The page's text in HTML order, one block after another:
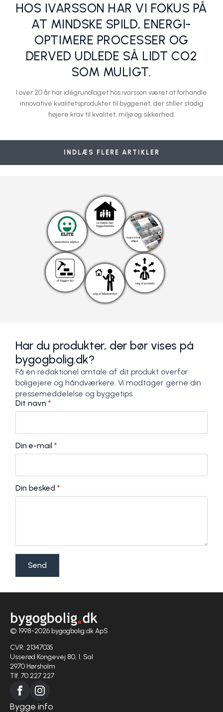
HOS IVARSSON HAR VI FOKUS PÅ
AT MINDSKE SPILD, ENERGI-
OPTIMERE PROCESSER OG
DERVED UDLEDE SÅ LIDT CO2
SOM MULIGT.
I over 20 år har idégrundlaget hos ivarsson været at forhandle
innovative kvalitetsprodukter til byggeriet, der stiller stadig
højere krav til kvalitet, miljø og sikkerhed.
INDLÆS FLERE ARTIKLER
Har du produkter, der bør vises på
bygogbolig.dk?
Få en redaktionel omtale af dit produkt overfor
boligejere og håndværkere. Vi modtager gerne din
pressemeddelelse og byggetips.
Dit navn *
Din e-mail *
Din besked *
Send
© 1998-2026 bygogbolig.dk ApS
CVR: 21347035
Usserød Kongevej 80, 1. Sal
2970 Hørsholm
Tlf. 70 227 227
Bygge info